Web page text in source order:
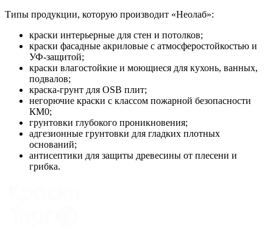
Типы продукции, которую производит «Неолаб»:
краски интерьерные для стен и потолков;
краски фасадные акриловые с атмосферостойкостью и
УФ-защитой;
краски влагостойкие и моющиеся для кухонь, ванных,
подвалов;
краска-грунт для OSB плит;
негорючие краски с классом пожарной безопасности
КМ0;
грунтовки глубокого проникновения;
адгезионные грунтовки для гладких плотных
оснований;
антисептики для защиты древесины от плесени и
грибка.